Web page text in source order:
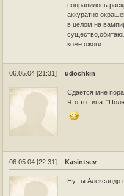
понравилось
аккуратно
в целом на
коже ожоги...
06.05.04 [21:31] udochkin
Сдается мне
Что то типа:
06.05.04 [22:31] Kasintsev
Ну ты Александр